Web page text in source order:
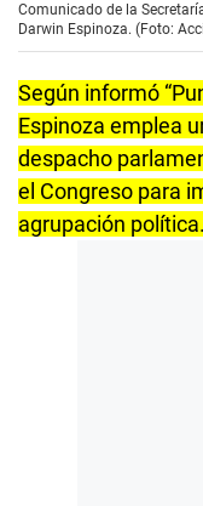
Comunicado de la
Darwin Espinoza. (Foto:
Según informó
Espinoza emplea
despacho
el Congreso para
agrupación política.